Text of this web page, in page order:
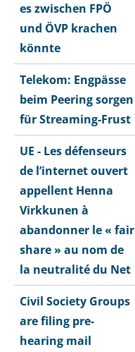
es zwischen FPÖ
und ÖVP krachen
könnte
Telekom: Engpässe
beim Peering sorgen
für Streaming-Frust
UE - Les défenseurs
de l’internet ouvert
appellent Henna
Virkkunen à
abandonner le « fair
share » au nom de
la neutralité du Net
Civil Society Groups
are filing pre-
hearing mail